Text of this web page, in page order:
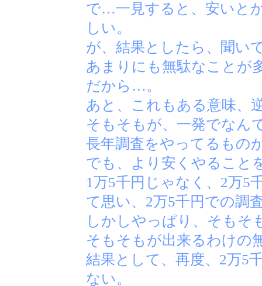
で…一見すると、安いと
しい。
が、結果としたら、聞い
あまりにも無駄なことが
だから…。
あと、これもある意味、
そもそもが、一発でなん
長年調査をやってるもの
でも、より安くやること
1万5千円じゃなく、2万5
て思い、2万5千円での調
しかしやっぱり、そもそ
そもそもが出来るわけの
結果として、再度、2万5
ない。